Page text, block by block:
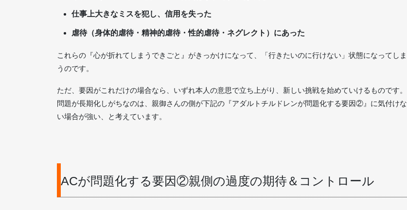
仕事上大きなミスを犯し、信用を失った
虐待（身体的虐待・精神的虐待・性的虐待・ネグレクト）にあった
これらの『心が折れてしまうできごと』がきっかけになって、「行きたいのに行けない」状態になってしま
うのです。
ただ、要因がこれだけの場合なら、いずれ本人の意思で立ち上がり、新しい挑戦を始めていけるものです。
問題が長期化しがちなのは、親御さんの側が下記の『アダルトチルドレンが問題化する要因②』に気付けな
い場合が強い、と考えています。
ACが問題化する要因②親側の過度の期待＆コントロール